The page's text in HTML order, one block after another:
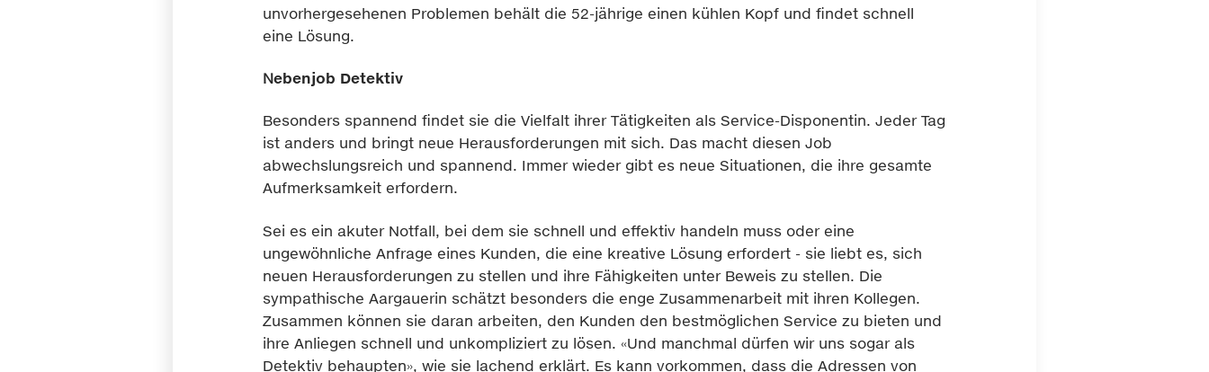
unvorhergesehenen Problemen behält die 52-jährige einen kühlen Kopf und findet schnell
eine Lösung.
Nebenjob Detektiv
Besonders spannend findet sie die Vielfalt ihrer Tätigkeiten als Service-Disponentin. Jeder Tag
ist anders und bringt neue Herausforderungen mit sich. Das macht diesen Job
abwechslungsreich und spannend. Immer wieder gibt es neue Situationen, die ihre gesamte
Aufmerksamkeit erfordern.
Sei es ein akuter Notfall, bei dem sie schnell und effektiv handeln muss oder eine
ungewöhnliche Anfrage eines Kunden, die eine kreative Lösung erfordert - sie liebt es, sich
neuen Herausforderungen zu stellen und ihre Fähigkeiten unter Beweis zu stellen. Die
sympathische Aargauerin schätzt besonders die enge Zusammenarbeit mit ihren Kollegen.
Zusammen können sie daran arbeiten, den Kunden den bestmöglichen Service zu bieten und
ihre Anliegen schnell und unkompliziert zu lösen. «Und manchmal dürfen wir uns sogar als
Detektiv behaupten», wie sie lachend erklärt. Es kann vorkommen, dass die Adressen von